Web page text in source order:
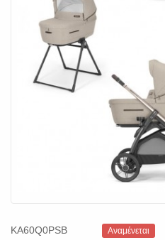
KA60Q0PSB Αναμένεται